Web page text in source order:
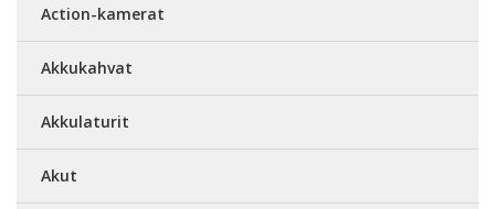
Action-kamerat
Akkukahvat
Akkulaturit
Akut